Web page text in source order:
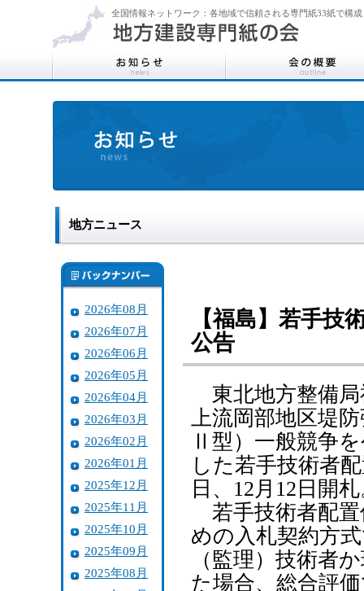
全国情報ネットワーク：各地域で信頼される専門紙33紙で構成
地方ニュース
2026年08月
2026年07月
2026年06月
2026年05月
2026年04月
2026年03月
2026年02月
2026年01月
2025年12月
2025年11月
2025年10月
2025年09月
2025年08月
【福島】若手技
公告
東北地方整備局
上流岡部地区堤
Ⅱ型）一般競争
した若手技術者
日、12月12日開
若手技術者配置
めの入札契約方
（監理）技術者
た場合、総合評